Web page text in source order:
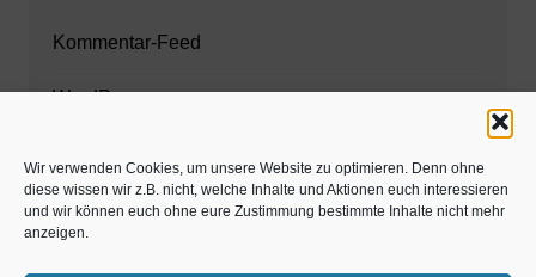
Wir verwenden Cookies, um unsere Website zu optimieren. Denn ohne
diese wissen wir z.B. nicht, welche Inhalte und Aktionen euch interessieren
und wir können euch ohne eure Zustimmung bestimmte Inhalte nicht mehr
anzeigen.
Kommentar-Feed
WordPress.org
Zahnarzt München